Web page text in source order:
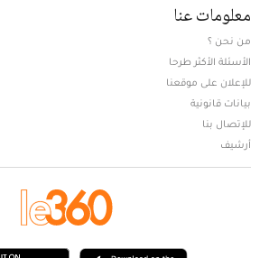
معلومات عنا
من نحن ؟
الأسئلة الأكثر طرحا
للإعلان على موقعنا
بيانات قانونية
للإتصال بنا
أرشيف